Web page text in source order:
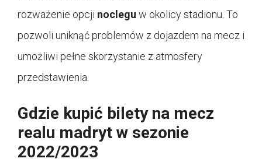
rozważenie opcji noclegu w okolicy stadionu. To
pozwoli uniknąć problemów z dojazdem na mecz i
umożliwi pełne skorzystanie z atmosfery
przedstawienia.
Gdzie kupić bilety na mecz
realu madryt w sezonie
2022/2023